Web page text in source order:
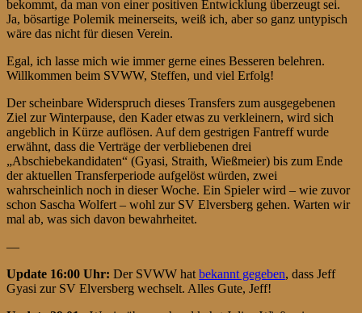
bekommt, da man von einer positiven Entwicklung überzeugt sei.
Ja, bösartige Polemik meinerseits, weiß ich, aber so ganz untypisch
wäre das nicht für diesen Verein.
Egal, ich lasse mich wie immer gerne eines Besseren belehren.
Willkommen beim SVWW, Steffen, und viel Erfolg!
Der scheinbare Widerspruch dieses Transfers zum ausgegebenen
Ziel zur Winterpause, den Kader etwas zu verkleinern, wird sich
angeblich in Kürze auflösen. Auf dem gestrigen Fantreff wurde
erwähnt, dass die Verträge der verbliebenen drei
„Abschiebekandidaten“ (Gyasi, Straith, Wießmeier) bis zum Ende
der aktuellen Transferperiode aufgelöst würden, zwei
wahrscheinlich noch in dieser Woche. Ein Spieler wird – wie zuvor
schon Sascha Wolfert – wohl zur SV Elversberg gehen. Warten wir
mal ab, was sich davon bewahrheitet.
—
Update 16:00 Uhr: Der SVWW hat bekannt gegeben, dass Jeff
Gyasi zur SV Elversberg wechselt. Alles Gute, Jeff!